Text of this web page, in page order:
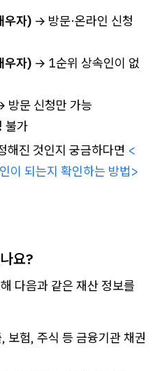
우자) → 방문·온라인 신청
우자) → 1순위 상속인이 없
방문 신청만 가능
불가
진 것인지 궁금하다면 <
이 되는지 확인하는 방법>
요?
다음과 같은 재산 정보를
보험, 주식 등 금융기관 채권